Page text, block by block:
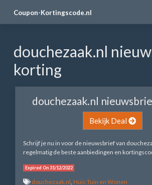
Coupon-Kortingscode.nl
douchezaak.nl
korting
douchezaak.nl
Bekijk Deal
Schrijf je nu in voor de nieuwsbrief van
regelmatig de beste aanbiedingen en
Expired On 31/12/2022
douchezaak.nl Huis Tuin en Wonen